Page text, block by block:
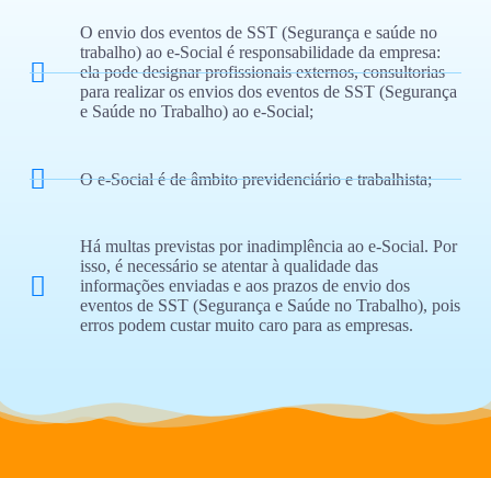
O envio dos eventos de SST (Segurança e saúde no
trabalho) ao e-Social é responsabilidade da empresa:
ela pode designar profissionais externos, consultorias
para realizar os envios dos eventos de SST (Segurança
e Saúde no Trabalho) ao e-Social;
O e-Social é de âmbito previdenciário e trabalhista;
Há multas previstas por inadimplência ao e-Social. Por
isso, é necessário se atentar à qualidade das
informações enviadas e aos prazos de envio dos
eventos de SST (Segurança e Saúde no Trabalho), pois
erros podem custar muito caro para as empresas.